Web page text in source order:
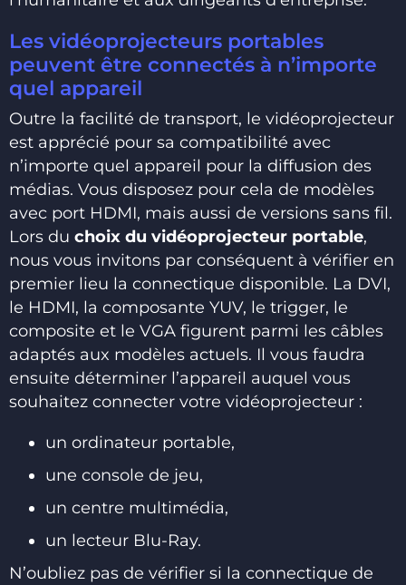
Les vidéoprojecteurs portables
peuvent être connectés à n’importe
quel appareil
Outre la facilité de transport, le vidéoprojecteur
est apprécié pour sa compatibilité avec
n’importe quel appareil pour la diffusion des
médias. Vous disposez pour cela de modèles
avec port HDMI, mais aussi de versions sans fil.
Lors du choix du vidéoprojecteur portable,
nous vous invitons par conséquent à vérifier en
premier lieu la connectique disponible. La DVI,
le HDMI, la composante YUV, le trigger, le
composite et le VGA figurent parmi les câbles
adaptés aux modèles actuels. Il vous faudra
ensuite déterminer l’appareil auquel vous
souhaitez connecter votre vidéoprojecteur :
un ordinateur portable,
une console de jeu,
un centre multimédia,
un lecteur Blu-Ray.
N’oubliez pas de vérifier si la connectique de